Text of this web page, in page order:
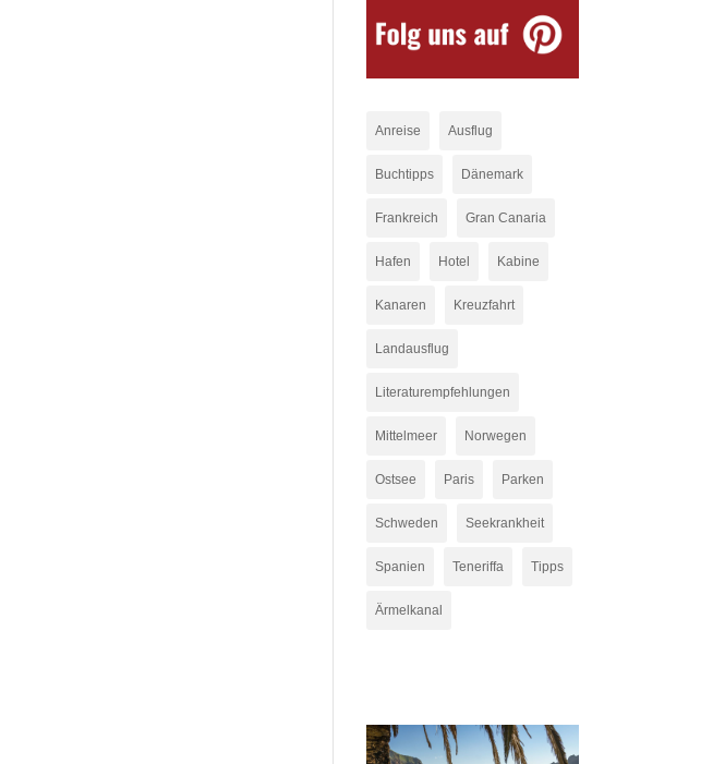
Anreise Ausflug
Buchtipps Dänemark
Frankreich Gran Canaria
Hafen Hotel Kabine
Kanaren Kreuzfahrt
Landausflug
Literaturempfehlungen
Mittelmeer Norwegen
Ostsee Paris Parken
Schweden Seekrankheit
Spanien Teneriffa Tipps
Ärmelkanal